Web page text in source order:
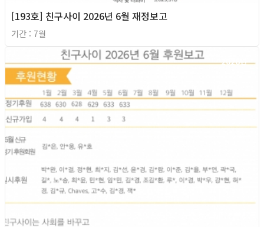
[193호] 친구사이 2026년 6월 재정보고
기간 : 7월
2026년